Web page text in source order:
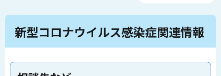
す
本
新型コロナウイルス感染症関連情報